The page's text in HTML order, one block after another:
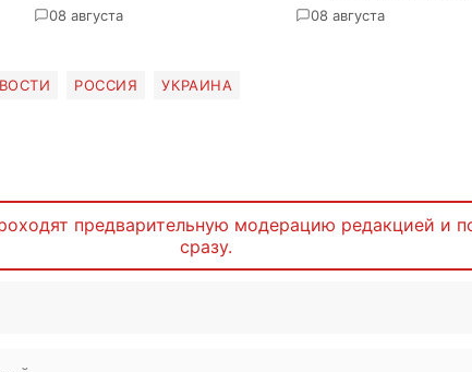
08 августа 08 августа
РОССИЯ УКРАИНА
предварительную модерацию редакцией и
сразу.